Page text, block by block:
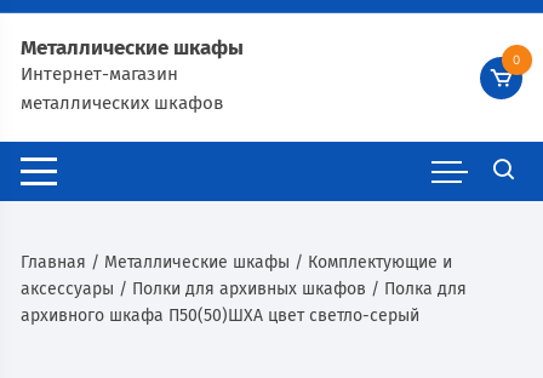
Металлические шкафы
Интернет-магазин
металлических шкафов
0
Главная / Металлические шкафы / Комплектующие и
аксессуары / Полки для архивных шкафов / Полка для
архивного шкафа П50(50)ШХА цвет светло-серый